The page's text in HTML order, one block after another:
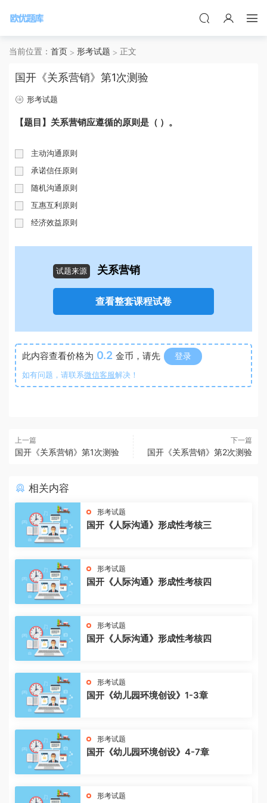
当前位置： 首页 形考试题 正文
国开《关系营销》第1次测验
形考试题
【题目】关系营销应遵循的原则是（ ）。
主动沟通原则
承诺信任原则
随机沟通原则
互惠互利原则
经济效益原则
试题来源 关系营销
查看整套课程试卷
此内容查看价格为 0.2 金币，请先 登录
如有问题，请联系微信客服解决！
上一篇
国开《关系营销》第1次测验
下一篇
国开《关系营销》第2次测验
相关内容
形考试题
国开《人际沟通》形成性考核三
形考试题
国开《人际沟通》形成性考核四
形考试题
国开《人际沟通》形成性考核四
形考试题
国开《幼儿园环境创设》1-3章
形考试题
国开《幼儿园环境创设》4-7章
形考试题